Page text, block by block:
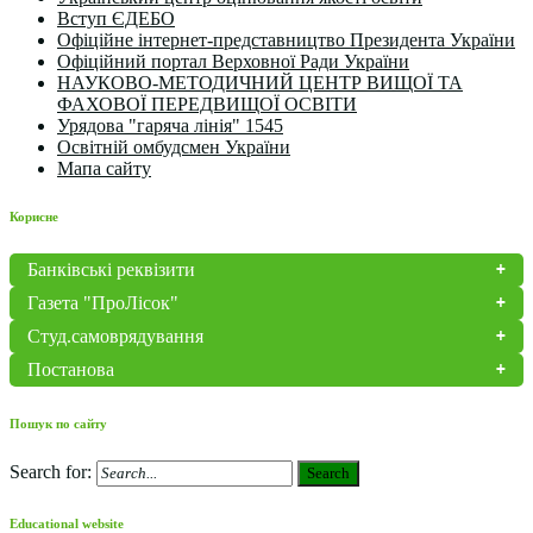
Вступ ЄДЕБО
Офіційне інтернет-представництво Президента України
Офіційний портал Верховної Ради України
НАУКОВО-МЕТОДИЧНИЙ ЦЕНТР ВИЩОЇ ТА
ФАХОВОЇ ПЕРЕДВИЩОЇ ОСВІТИ
Урядова "гаряча лінія" 1545
Освітній омбудсмен України
Мапа сайту
Корисне
Банківські реквізити
Газета "ПроЛісок"
Студ.самоврядування
Постанова
Пошук по сайту
Search for: Search
Educational website